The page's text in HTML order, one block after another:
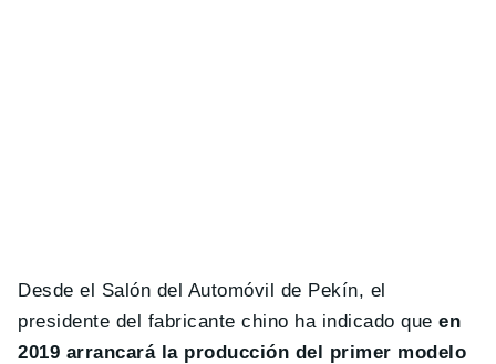
Desde el Salón del Automóvil de Pekín, el
presidente del fabricante chino ha indicado queen
2019 arrancará la producción del primer modelo